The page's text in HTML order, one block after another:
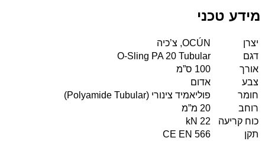
מידע טכני
יצרן
OCÚN, צ’כיה
דגם
O-Sling PA 20 Tubular
אורך
100 ס”מ
צבע
אדום
חומר
פוליאמיד צינורי (Polyamide Tubular)
רוחב
20 מ”מ
כוח קריעה
22 kN
תקן
CE EN 566